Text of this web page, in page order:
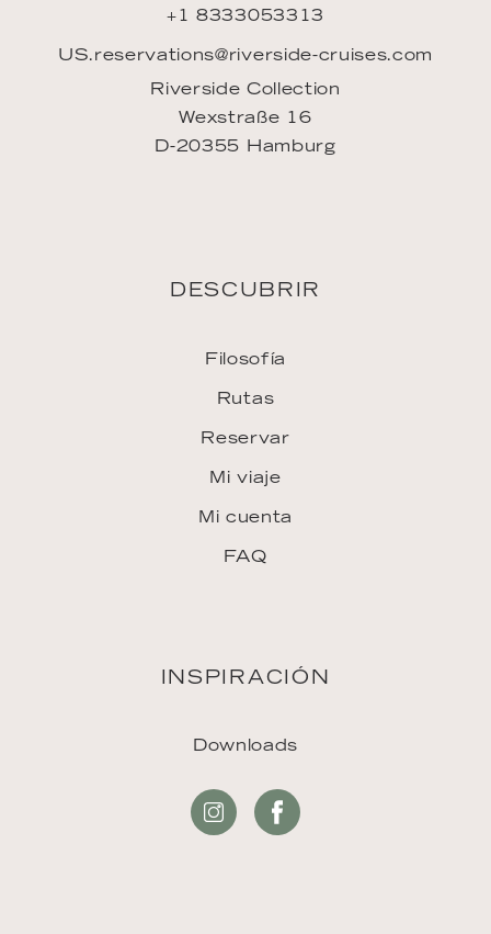
+1 8333053313
US.reservations@riverside-cruises.com
Riverside Collection
Wexstraße 16
D-20355 Hamburg
DESCUBRIR
Filosofía
Rutas
Reservar
Mi viaje
Mi cuenta
FAQ
INSPIRACIÓN
Downloads